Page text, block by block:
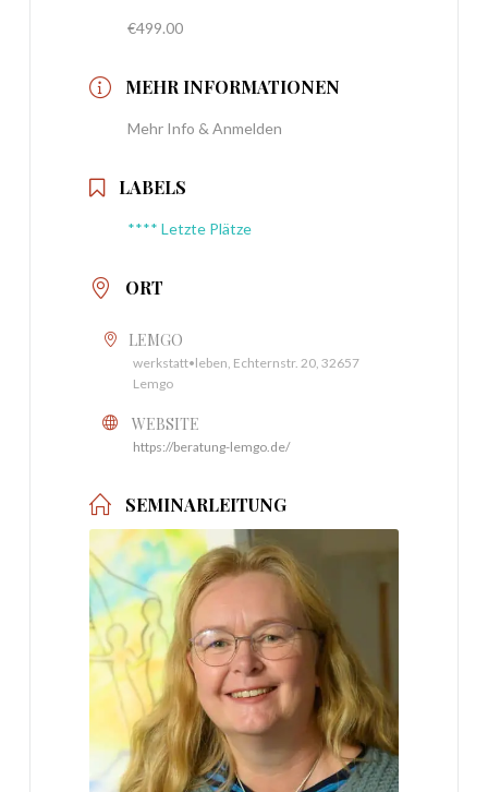
€499.00
MEHR INFORMATIONEN
Mehr Info & Anmelden
LABELS
**** Letzte Plätze
ORT
LEMGO
werkstatt•leben, Echternstr. 20, 32657
Lemgo
WEBSITE
https://beratung-lemgo.de/
SEMINARLEITUNG